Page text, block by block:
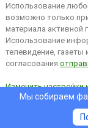
Использование
возможно только
материала активной
Использование
телевидение, газеты
согласования
Изменить настройки
EEA).Мы собираем